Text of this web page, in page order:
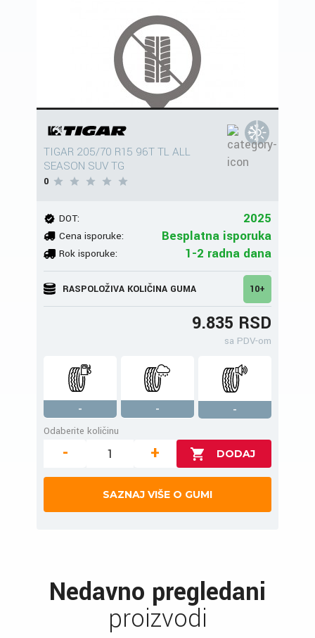
TIGAR 205/70 R15 96T TL ALL
SEASON SUV TG
0
DOT: 2025
Cena isporuke: Besplatna isporuka
Rok isporuke: 1-2 radna dana
RASPOLOŽIVA KOLIČINA GUMA 10+
9.835 RSD
sa PDV-om
- -
-
Odaberite količinu
- +
SAZNAJ VIŠE O GUMI
Nedavno pregledani
proizvodi